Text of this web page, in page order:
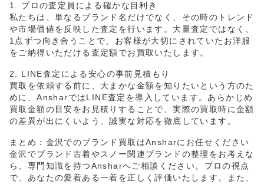
1. プロの査定員による確かな目利き
私たちは、単なるブランド名だけでなく、その時のトレンド
や市場価値を反映した査定を行います。大量査定ではなく、
1点ずつ向き合うことで、お客様が大切にされていたお洋服
をご納得いただける査定額でお買取いたします。
2. LINE査定による安心の事前見積もり
買取を依頼する前に、大まかな金額を知りたいという方のた
めに、AnsharではLINE査定を導入しています。あらかじめ
買取金額の目安をお見積りすることで、実際の買取時に金額
の差異が出にくいよう、誠実な対応を徹底しています。
まとめ：金沢でのブランド買取はAnsharにお任せください
金沢でブランド古着やスノー関連ブランドの整理をお考えな
ら、専門知識を持つAnsharへご相談ください。プロの視点
で、あなたの愛着ある一着を正しく評価いたします。また、